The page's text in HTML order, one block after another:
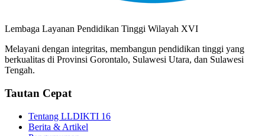
Lembaga Layanan Pendidikan Tinggi Wilayah XVI
Melayani dengan integritas, membangun pendidikan tinggi yang
berkualitas di Provinsi Gorontalo, Sulawesi Utara, dan Sulawesi
Tengah.
Tautan Cepat
Tentang LLDIKTI 16
Berita & Artikel